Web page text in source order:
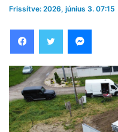
Frissítve: 2026, június 3. 07:15